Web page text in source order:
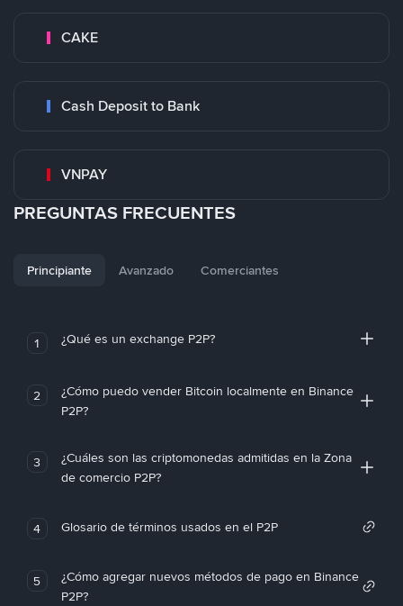
CAKE
Cash Deposit to Bank
VNPAY
PREGUNTAS FRECUENTES
Principiante Avanzado Comerciantes
1 ¿Qué es un exchange P2P?
2
¿Cómo puedo vender Bitcoin localmente en Binance
P2P?
3
¿Cuáles son las criptomonedas admitidas en la Zona
de comercio P2P?
4 Glosario de términos usados en el P2P
5
¿Cómo agregar nuevos métodos de pago en Binance
P2P?